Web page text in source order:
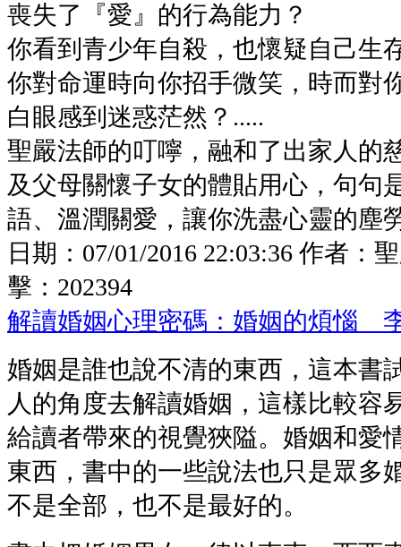
喪失了『愛』的行為能力？
你看到青少年自殺，也懷疑自己生
你對命運時向你招手微笑，時而對
白眼感到迷惑茫然？.....
聖嚴法師的叮嚀，融和了出家人的
及父母關懷子女的體貼用心，句句
語、溫潤關愛，讓你洗盡心靈的塵
日期： 07/01/2016 22:03:36 作者：
擊： 202394
解讀婚姻心理密碼：婚姻的煩惱
婚姻是誰也說不清的東西，這本書
人的角度去解讀婚姻，這樣比較容
給讀者帶來的視覺狹隘。婚姻和愛
東西，書中的一些說法也只是眾多
不是全部，也不是最好的。